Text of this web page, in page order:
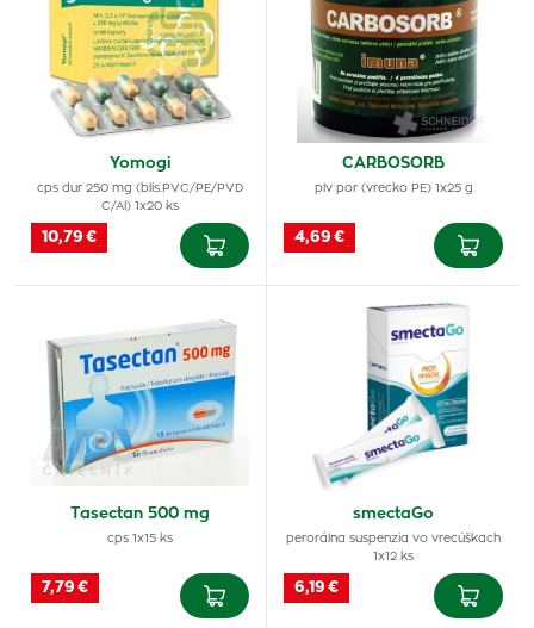
Yomogi
cps dur 250 mg (blis.PVC/PE/PVD
C/Al) 1x20 ks
10,79 €
CARBOSORB
plv por (vrecko PE) 1x25 g
4,69 €
Tasectan 500 mg
cps 1x15 ks
7,79 €
smectaGo
perorálna suspenzia vo vrecúškach
1x12 ks
6,19 €